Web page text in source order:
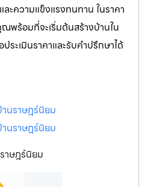
ะความแข็งแรงทนทาน ในราคา
พร้อมที่จะเริ่มต้นสร้างบ้านใน
ระเมินราคาและรับคำปรึกษาได้
นราษฎร์นิยม
นราษฎร์นิยม
าษฎร์นิยม